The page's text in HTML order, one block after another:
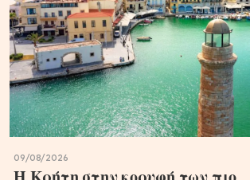
09/08/2026